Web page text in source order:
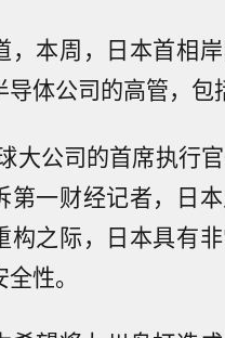
，本周，日本首相
体公司的高管，包
大公司的首席执行
第一财经记者，日
构之际，日本具有
性。